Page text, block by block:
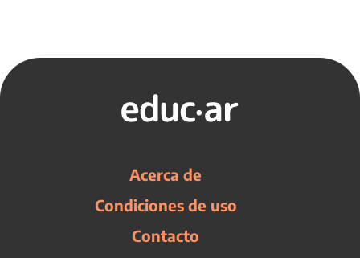
Acerca de
Condiciones de uso
Contacto